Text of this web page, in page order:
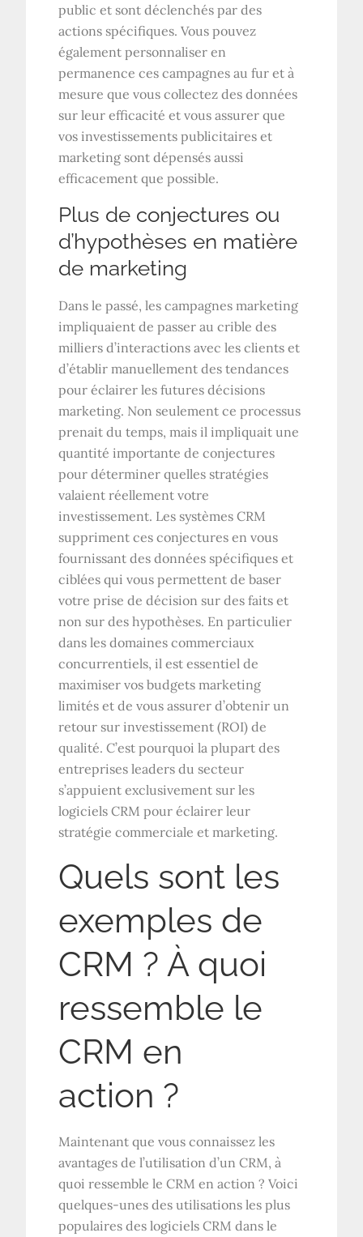
public et sont déclenchés par des
actions spécifiques. Vous pouvez
également personnaliser en
permanence ces campagnes au fur et à
mesure que vous collectez des données
sur leur efficacité et vous assurer que
vos investissements publicitaires et
marketing sont dépensés aussi
efficacement que possible.
Plus de conjectures ou
d’hypothèses en matière
de marketing
Dans le passé, les campagnes marketing
impliquaient de passer au crible des
milliers d’interactions avec les clients et
d’établir manuellement des tendances
pour éclairer les futures décisions
marketing. Non seulement ce processus
prenait du temps, mais il impliquait une
quantité importante de conjectures
pour déterminer quelles stratégies
valaient réellement votre
investissement. Les systèmes CRM
suppriment ces conjectures en vous
fournissant des données spécifiques et
ciblées qui vous permettent de baser
votre prise de décision sur des faits et
non sur des hypothèses. En particulier
dans les domaines commerciaux
concurrentiels, il est essentiel de
maximiser vos budgets marketing
limités et de vous assurer d’obtenir un
retour sur investissement (ROI) de
qualité. C’est pourquoi la plupart des
entreprises leaders du secteur
s’appuient exclusivement sur les
logiciels CRM pour éclairer leur
stratégie commerciale et marketing.
Quels sont les
exemples de
CRM ? À quoi
ressemble le
CRM en
action ?
Maintenant que vous connaissez les
avantages de l’utilisation d’un CRM, à
quoi ressemble le CRM en action ? Voici
quelques-unes des utilisations les plus
populaires des logiciels CRM dans le